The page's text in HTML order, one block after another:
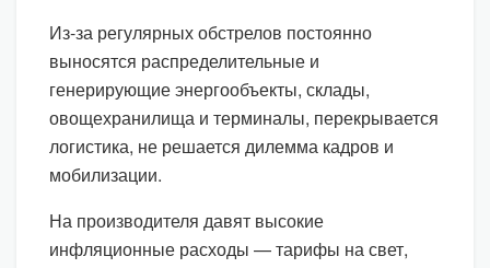
Из-за регулярных обстрелов постоянно
выносятся распределительные и
генерирующие энергообъекты, склады,
овощехранилища и терминалы, перекрывается
логистика, не решается дилемма кадров и
мобилизации.
На производителя давят высокие
инфляционные расходы — тарифы на свет,